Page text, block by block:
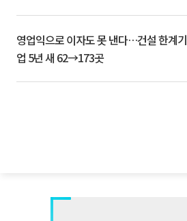
영업익으로 이자도 못 낸다…건설 한계기
업 5년 새 62→173곳